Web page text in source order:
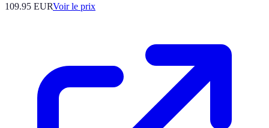
109.95 EURVoir le prix